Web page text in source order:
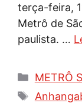
terça-feira,
Metrô de
paulista. …
METRÔ
Tags